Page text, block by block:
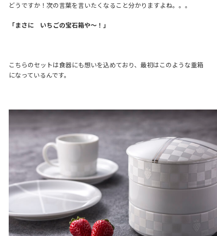
どうですか！次の言葉を言いたくなること分かりますよね。。。
「まさに いちごの宝石箱や～！」
こちらのセットは食器にも想いを込めており、最初はこのような重箱
になっているんです。